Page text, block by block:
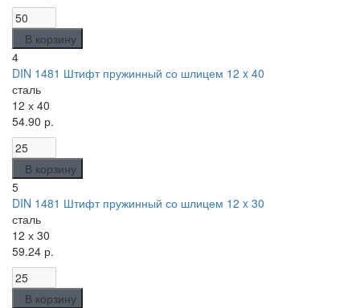
В корзину
4
DIN 1481 Штифт пружинный со шлицем 12 x 40
сталь
12 х 40
54.90 р.
В корзину
5
DIN 1481 Штифт пружинный со шлицем 12 x 30
сталь
12 х 30
59.24 р.
В корзину